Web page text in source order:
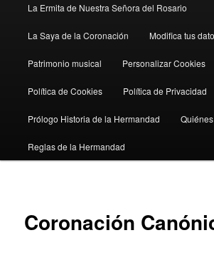
La Ermita de Nuestra Señora del Rosario
La Saya de la Coronación Modifica tus
Patrimonio musical Personalizar Cookies
Política de Cookies Política de Privacidad
Prólogo Historia de la Hermandad
Reglas de la Hermandad
Coronación